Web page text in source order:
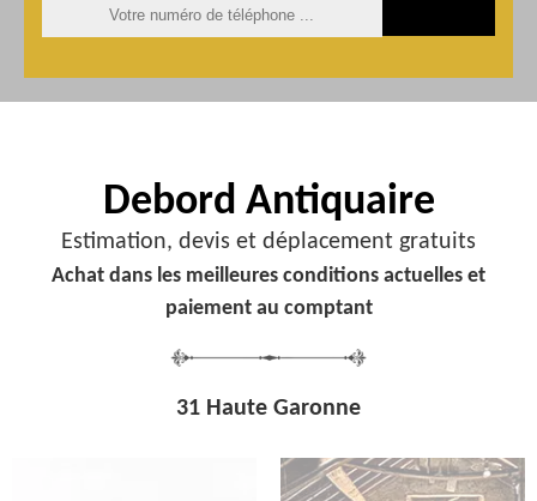
Debord Antiquaire
Estimation, devis et déplacement gratuits
Achat dans les meilleures conditions actuelles et
paiement au comptant
31 Haute Garonne